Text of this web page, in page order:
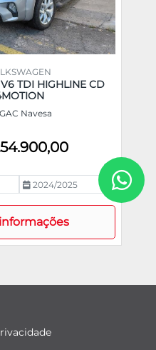
TDI HIGHLINE CD
GAC Navesa
2024/2025